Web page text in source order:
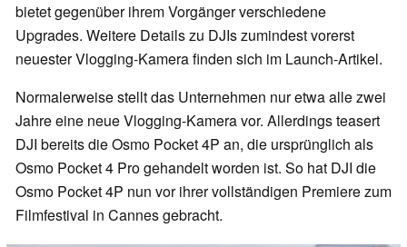
bietet gegenüber ihrem Vorgänger verschiedene
Upgrades. Weitere Details zu DJIs zumindest vorerst
neuester Vlogging-Kamera finden sich im Launch-Artikel.
Normalerweise stellt das Unternehmen nur etwa alle zwei
Jahre eine neue Vlogging-Kamera vor. Allerdings teasert
DJI bereits die Osmo Pocket 4P an, die ursprünglich als
Osmo Pocket 4 Pro gehandelt worden ist. So hat DJI die
Osmo Pocket 4P nun vor ihrer vollständigen Premiere zum
Filmfestival in Cannes gebracht.